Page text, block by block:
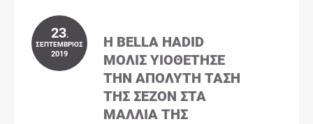
23.
ΣΕΠΤΈΜΒΡΙΟΣ
2019
Η BELLA HADID
ΜΌΛΙΣ ΥΙΟΘΈΤΗΣΕ
ΤΗΝ ΑΠΌΛΥΤΗ ΤΆΣΗ
ΤΗΣ ΣΕΖΌΝ ΣΤΑ
ΜΑΛΛΙΆ ΤΗΣ